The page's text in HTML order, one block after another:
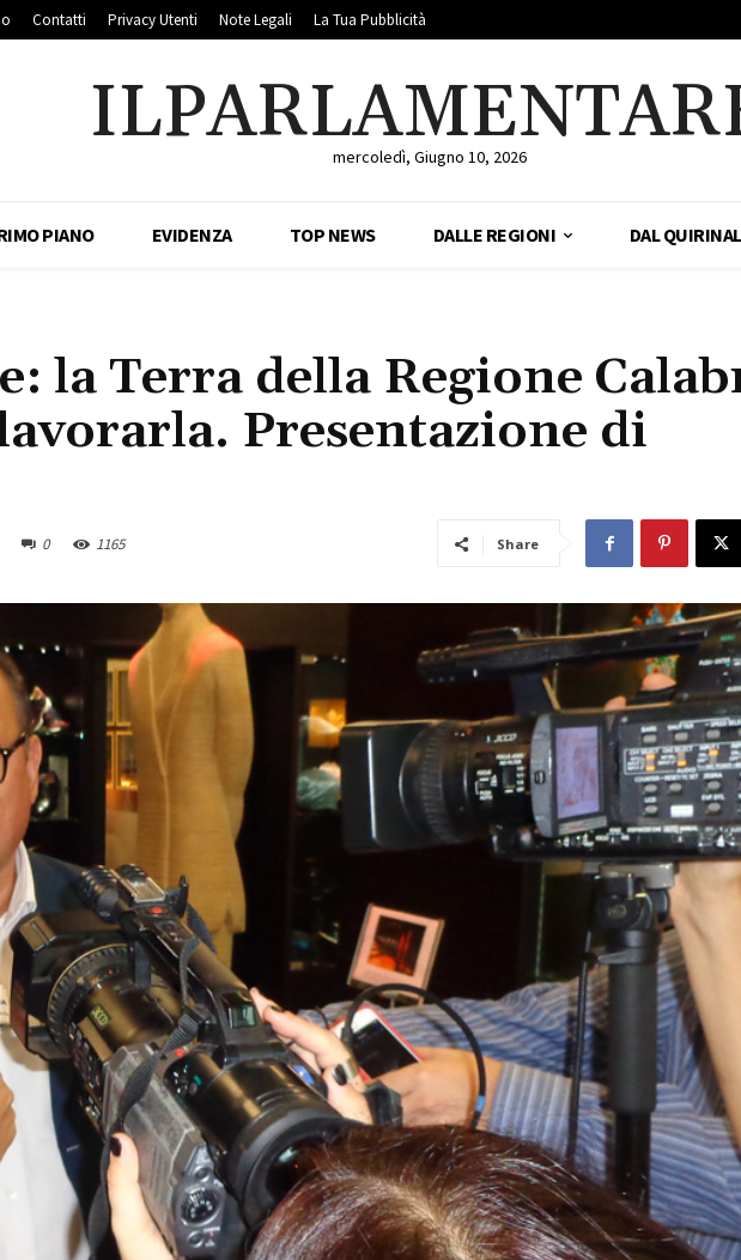
Contatti Privacy Utenti Note Legali La Tua Pubblicità
mercoledì, Giugno 10, 2026
PIANO EVIDENZA TOP NEWS DALLE REGIONI DAL
la Terra della Regione
Presentazione di
0 1165 Share